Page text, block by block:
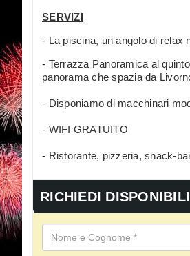
SERVIZI
- La piscina, un angolo di relax
- Terrazza Panoramica al
panorama che spazia da
- Disponiamo di macchinari
- WIFI GRATUITO
- Ristorante, pizzeria, snack-
RICHIEDI